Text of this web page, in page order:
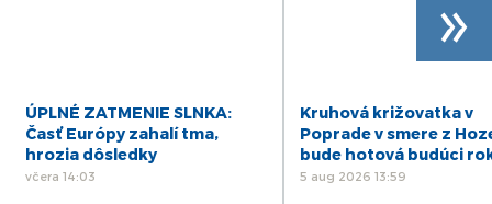
ÚPLNÉ ZATMENIE SLNKA:
Časť Európy zahalí tma,
hrozia dôsledky
včera 14:03
Kruhová križovatka v
Poprade v smere z
bude hotová budúci
5 aug 2026 13:59
»